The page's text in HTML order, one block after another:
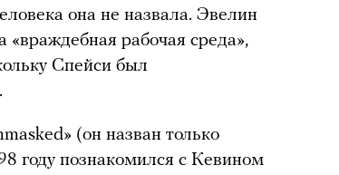
она не назвала. Эвелин
«враждебная рабочая среда»,
Спейси был
(он назван только
году познакомился с Кевином